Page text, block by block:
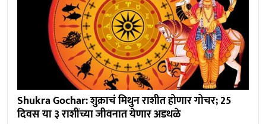
Shukra Gochar: शुक्राचं मिथुन राशीत होणार गोचर; 25
दिवस या ३ राशींच्या जीवनात येणार अडथळे